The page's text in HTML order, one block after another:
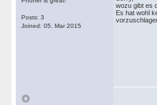
Posts: 3
Joined: 05. Mar 2015
wozu gibt es
Es hat wohl